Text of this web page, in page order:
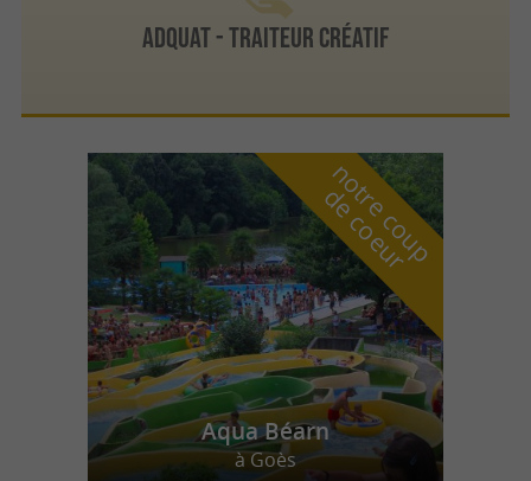
ADQUAT - Traiteur créatif
n
o
t
r
e
c
o
u
p
d
e
c
o
e
u
r
Aqua Béarn
à Goès